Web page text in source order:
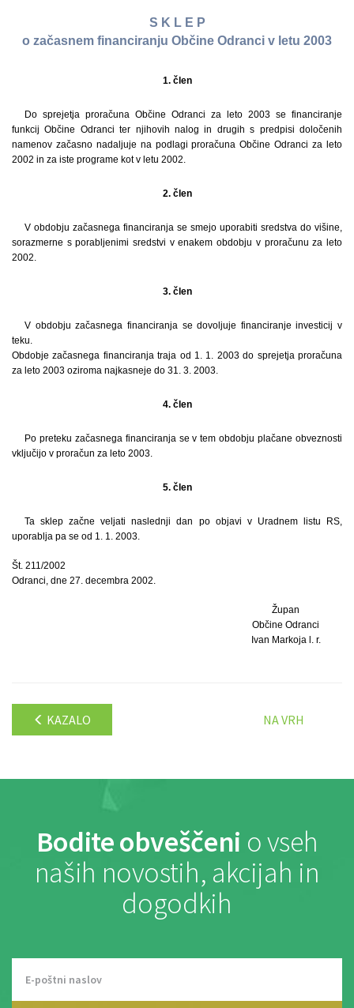
S K L E P
o začasnem financiranju Občine Odranci v letu 2003
1. člen
Do sprejetja proračuna Občine Odranci za leto 2003 se financiranje
funkcij Občine Odranci ter njihovih nalog in drugih s predpisi določenih
namenov začasno nadaljuje na podlagi proračuna Občine Odranci za leto
2002 in za iste programe kot v letu 2002.
2. člen
V obdobju začasnega financiranja se smejo uporabiti sredstva do višine,
sorazmerne s porabljenimi sredstvi v enakem obdobju v proračunu za leto
2002.
3. člen
V obdobju začasnega financiranja se dovoljuje financiranje investicij v
teku.
Obdobje začasnega financiranja traja od 1. 1. 2003 do sprejetja proračuna
za leto 2003 oziroma najkasneje do 31. 3. 2003.
4. člen
Po preteku začasnega financiranja se v tem obdobju plačane obveznosti
vključijo v proračun za leto 2003.
5. člen
Ta sklep začne veljati naslednji dan po objavi v Uradnem listu RS,
uporablja pa se od 1. 1. 2003.
Št. 211/2002
Odranci, dne 27. decembra 2002.
Župan
Občine Odranci
Ivan Markoja l. r.
KAZALO NA VRH
Bodite obveščeni o vseh
naših novostih, akcijah in
dogodkih